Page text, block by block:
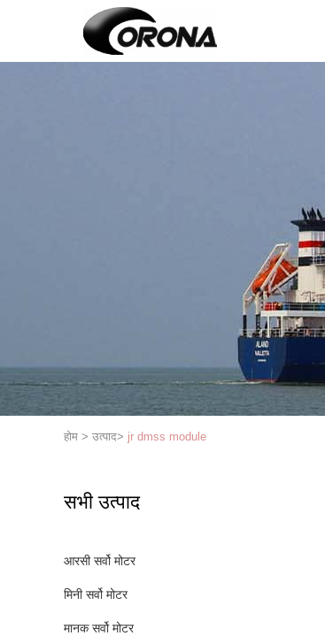
होम > उत्पाद> jr dmss module
सभी उत्पाद
आरसी सर्वो मोटर
मिनी सर्वो मोटर
मानक सर्वो मोटर